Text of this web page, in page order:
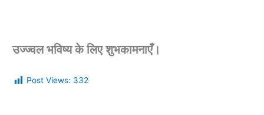
उज्ज्वल भविष्य के लिए शुभकामनाएँ।
Post Views: 332